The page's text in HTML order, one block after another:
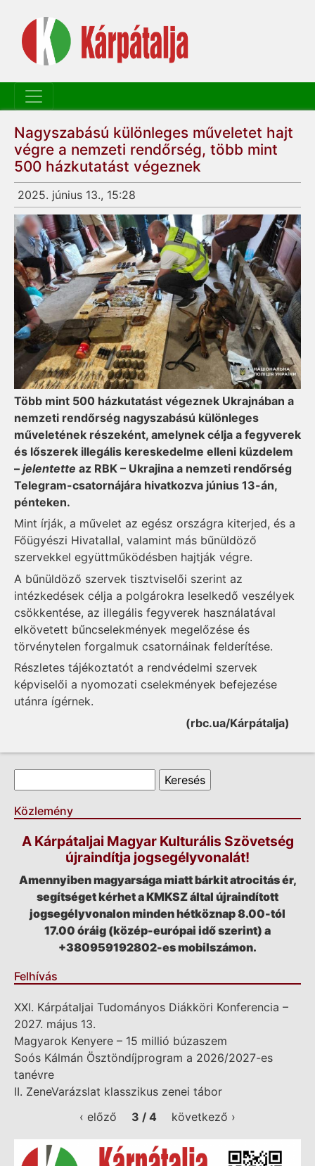
Nagyszabású különleges műveletet hajt
végre a nemzeti rendőrség, több mint
500 házkutatást végeznek
2025. június 13., 15:28
Több mint 500 házkutatást végeznek Ukrajnában a
nemzeti rendőrség nagyszabású különleges
műveletének részeként, amelynek célja a fegyverek
és lőszerek illegális kereskedelme elleni küzdelem
– jelentette az RBK – Ukrajina a nemzeti rendőrség
Telegram-csatornájára hivatkozva június 13-án,
pénteken.
Mint írják, a művelet az egész országra kiterjed, és a
Főügyészi Hivatallal, valamint más bűnüldöző
szervekkel együttműködésben hajtják végre.
A bűnüldöző szervek tisztviselői szerint az
intézkedések célja a polgárokra leselkedő veszélyek
csökkentése, az illegális fegyverek használatával
elkövetett bűncselekmények megelőzése és
törvénytelen forgalmuk csatornáinak felderítése.
Részletes tájékoztatót a rendvédelmi szervek
képviselői a nyomozati cselekmények befejezése
utánra ígérnek.
(rbc.ua/Kárpátalja)
Keresés űrlap
Közlemény
A Kárpátaljai Magyar Kulturális Szövetség
újraindítja jogsegélyvonalát!
Amennyiben magyarsága miatt bárkit atrocitás ér,
segítséget kérhet a KMKSZ által újraindított
jogsegélyvonalon minden hétköznap 8.00-tól
17.00 óráig (közép-európai idő szerint) a
+380959192802-es mobilszámon.
Felhívás
XXI. Kárpátaljai Tudományos Diákköri Konferencia –
2027. május 13.
Magyarok Kenyere – 15 millió búzaszem
Soós Kálmán Ösztöndíjprogram a 2026/2027-es
tanévre
II. ZeneVarázslat klasszikus zenei tábor
‹ előző
3 / 4 következő ›